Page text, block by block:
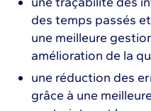
des temps passés
une meilleure
amélioration de la
une réduction des
grâce à une